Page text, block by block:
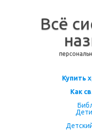
Всё
Перейти
Купить
Как